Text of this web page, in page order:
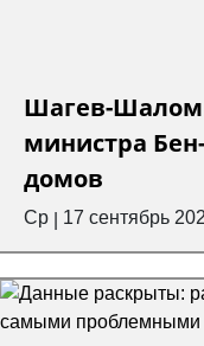
Шагев-Шалом
министра
домов
Ср 17 сентябрь